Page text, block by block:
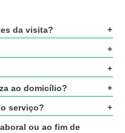
da visita?
ao domicílio?
serviço?
ou ao fim de